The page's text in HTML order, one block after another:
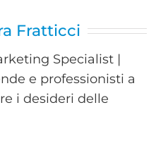
Fratticci
Specialist |
e professionisti a
i desideri delle